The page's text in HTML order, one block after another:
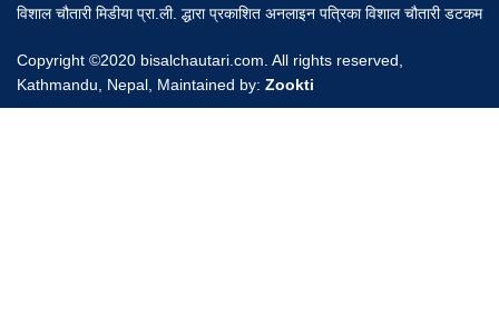
विशाल चौतारी मिडीया प्रा.ली. द्धारा प्रकाशित अनलाइन पत्रिका विशाल चौतारी डटकम
Copyright ©2020 bisalchautari.com. All rights reserved,
Kathmandu, Nepal, Maintained by: Zookti